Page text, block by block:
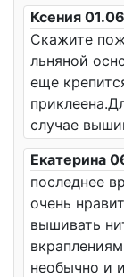
Ксения
Скажите
льняной
еще
случае
Екатерина
последнее
очень
вышивать
необычно и